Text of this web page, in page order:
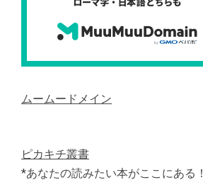
ムームードメイン
ピカキチ叢書
*あなたの読みたい本がここにある！